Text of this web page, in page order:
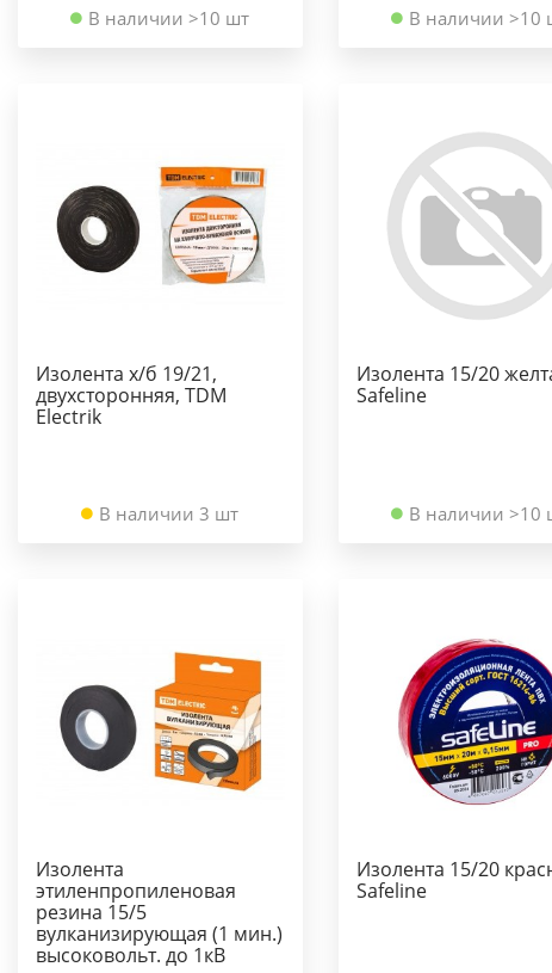
В наличии >10 шт В наличии >10
Изолента х/б 19/21,
двухсторонняя, TDM
Electrik
В наличии 3 шт
Изолента 15/20
Safeline
В наличии >10
Изолента
этиленпропиленовая
резина 15/5
вулканизирующая (1 мин.)
высоковольт. до 1кВ
Изолента 15/20
Safeline